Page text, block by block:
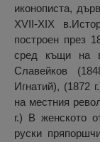
иконописта,
ХVІІ-ХІХ
построен през
сред къщи на
Славейков
Игнатий), (1872
на местния
г.) В женското
руски